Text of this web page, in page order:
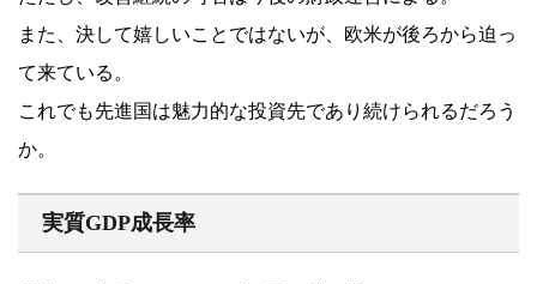
また、決して嬉しいことではないが、欧米が後ろから迫っ
て来ている。
これでも先進国は魅力的な投資先であり続けられるだろう
か。
実質GDP成長率